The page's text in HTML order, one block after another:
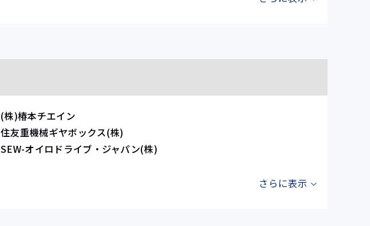
(株)椿本チエイン
住友重機械ギヤボックス(株)
SEW-オイロドライブ・ジャパン(株)